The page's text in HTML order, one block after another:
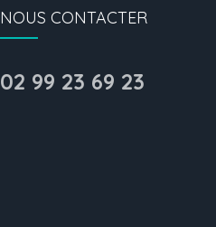
NOUS CONTACTER
02 99 23 69 23